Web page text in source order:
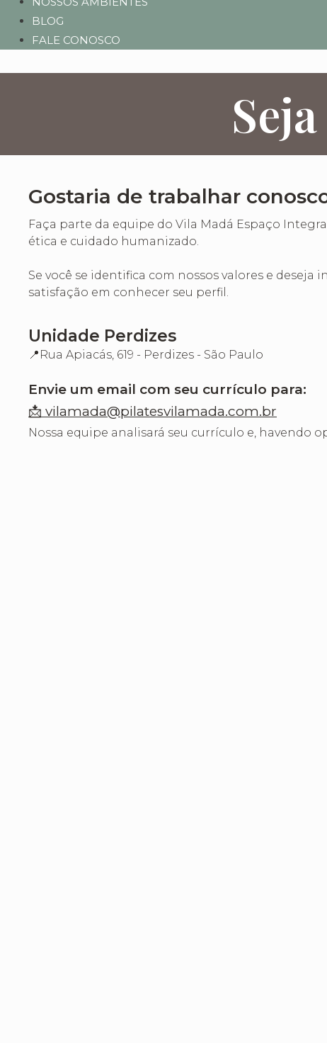
BLOG
FALE CONOSCO
Gostaria de trabalhar
Faça parte da equipe do Vila Madá Espaço
ética e cuidado humanizado.
Se você se identifica com nossos valores e
satisfação em conhecer seu perfil.
Unidade Perdizes
📍Rua Apiacás, 619 - Perdizes - São Paulo
Envie um email com seu currículo para:
📩 vilamada@pilatesvilamada.com.br
Nossa equipe analisará seu currículo e, havendo